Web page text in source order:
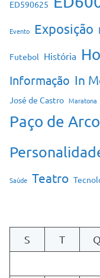
ED590625
Evento Exposição
Futebol História
Informação In
José de Castro Maratona
Paço de
Saúde Teatro
S
T Q